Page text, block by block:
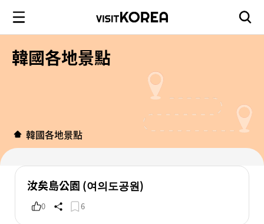
韓國各地景點
韓國各地景點
汝矣島公園 (여의도공원)
0 6